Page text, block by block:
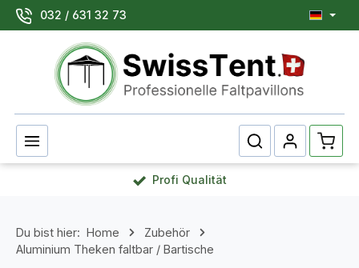
Zum Hauptinhalt springen
032 / 631 32 73
Profi Qualität
Du bist hier: Home
Zubehör
Aluminium Theken faltbar / Bartische